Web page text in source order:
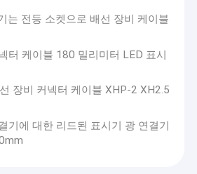
터
터클 플러그
는 전등 소켓으로 배선 장비 케이블
터 케이블 180 밀리미터 LED 표시
장비 커넥터 케이블 XHP-2 XH2.5
기에 대한 리드된 표시기 광 연결기